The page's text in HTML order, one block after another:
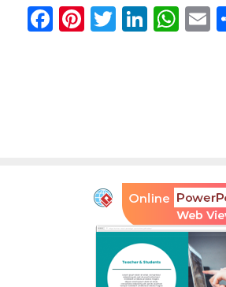
Facebook
Pinterest
Twitter